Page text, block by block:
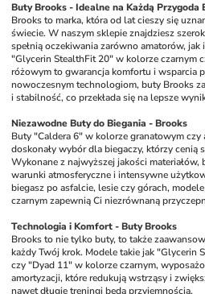
Buty Brooks - Idealne na Każdą Przygoda
Brooks to marka, która od lat cieszy się
świecie. W naszym sklepie znajdziesz
spełnią oczekiwania zarówno amatorów,
"Glycerin StealthFit 20" w kolorze czarnym
różowym to gwarancja komfortu i wsparcia
nowoczesnym technologiom, buty Brooks
i stabilność, co przekłada się na lepsze
Niezawodne Buty do Biegania - Brooks
Buty "Caldera 6" w kolorze granatowym
doskonały wybór dla biegaczy, którzy cenią
Wykonane z najwyższej jakości materiałów,
warunki atmosferyczne i intensywne
biegasz po asfalcie, lesie czy górach,
czarnym zapewnią Ci niezrównaną
Technologia i Komfort - Buty Brooks
Brooks to nie tylko buty, to także
każdy Twój krok. Modele takie jak "Glycerin
czy "Dyad 11" w kolorze czarnym,
amortyzacji, które redukują wstrząsy i
nawet długie treningi będą przyjemnością.